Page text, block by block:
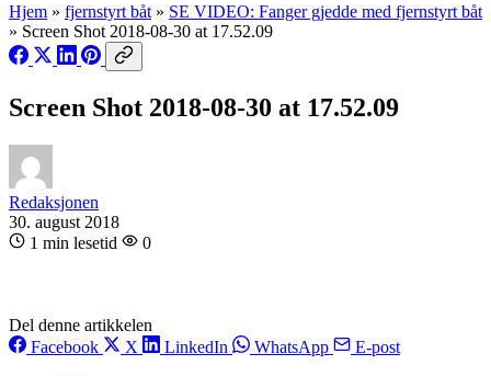
Hjem » fjernstyrt båt » SE VIDEO: Fanger gjedde med fjernstyrt båt
» Screen Shot 2018-08-30 at 17.52.09
Screen Shot 2018-08-30 at 17.52.09
Redaksjonen
30. august 2018
1 min lesetid
0
Del denne artikkelen
Facebook
X LinkedIn WhatsApp E-post